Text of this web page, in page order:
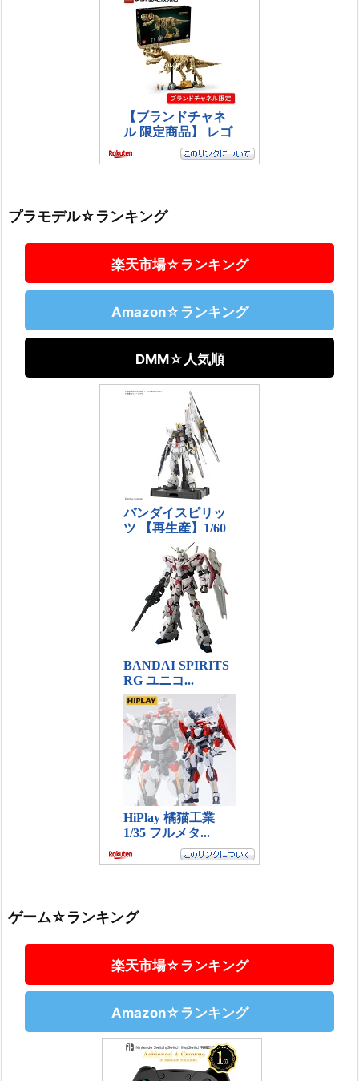
プラモデル☆ランキング
楽天市場☆ランキング
Amazon☆ランキング
DMM☆人気順
ゲーム☆ランキング
楽天市場☆ランキング
Amazon☆ランキング